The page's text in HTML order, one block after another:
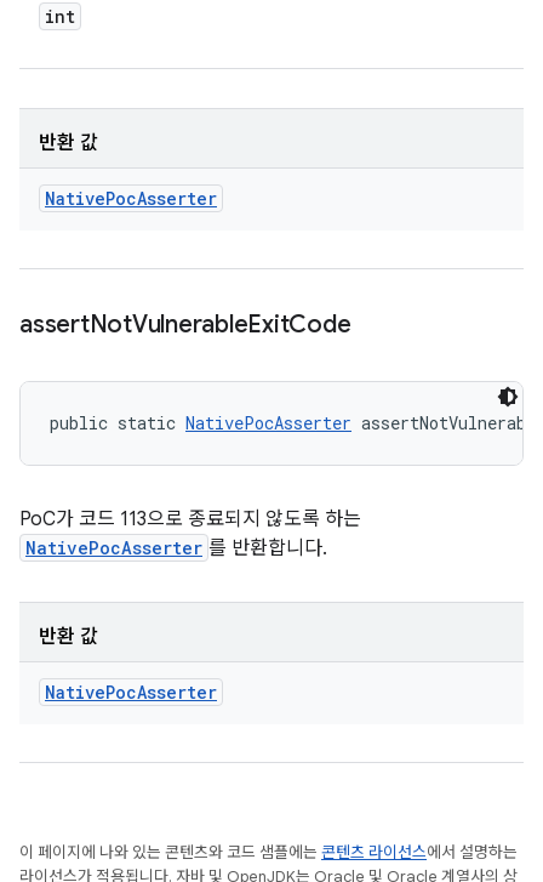
int
반환 값
NativePocAsserter
assertNotVulnerableExitCode
public static NativePocAsserter
PoC가 코드 113으로 종료되지 않도록 하는
NativePocAsserter 를 반환합니다.
반환 값
NativePocAsserter
이 페이지에 나와 있는 콘텐츠와 코드 샘플에는 콘텐츠 라이선스에서 설명하는
라이선스가 적용됩니다. 자바 및 OpenJDK는 Oracle 및 Oracle 계열사의 상